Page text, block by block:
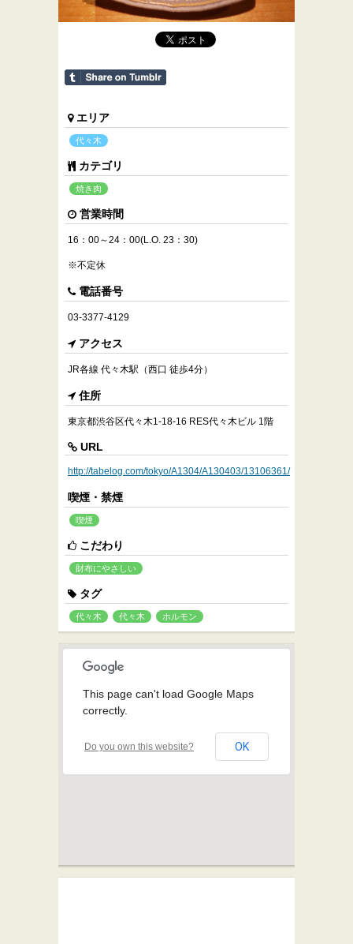
エリア
代々木
カテゴリ
焼き肉
営業時間
16：00～24：00(L.O. 23：30)
※不定休
電話番号
03-3377-4129
アクセス
JR各線 代々木駅（西口 徒歩4分）
住所
東京都渋谷区代々木1-18-16 RES代々木ビル 1階
URL
http://tabelog.com/tokyo/A1304/A130403/13106361/
喫煙・禁煙
喫煙
こだわり
財布にやさしい
タグ
代々木 代々木 ホルモン
This page can't load Google Maps
correctly.
Do you own this website? OK